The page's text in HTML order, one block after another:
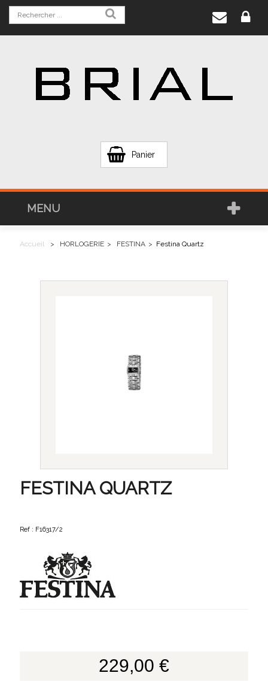
Panier
MENU
Accueil > HORLOGERIE > FESTINA > Festina Quartz
FESTINA QUARTZ
Ref : F16317/2
229,00 €